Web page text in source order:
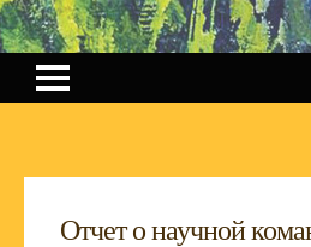
Отчет о научной